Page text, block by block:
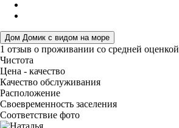
Дом Домик с видом на море
1 отзыв о проживании со средней оценкой
Чистота
Цена - качество
Качество обслуживания
Расположение
Своевременность заселения
Соответствие фото